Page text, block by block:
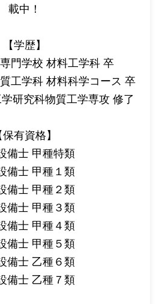
載中！
【学歴】
門学校 材料工学科 卒
工学科 材料科学コース 卒
研究科物質工学専攻 修了
保有資格】
備士 甲種特類
備士 甲種１類
備士 甲種２類
備士 甲種３類
備士 甲種４類
備士 甲種５類
備士 乙種６類
備士 乙種７類